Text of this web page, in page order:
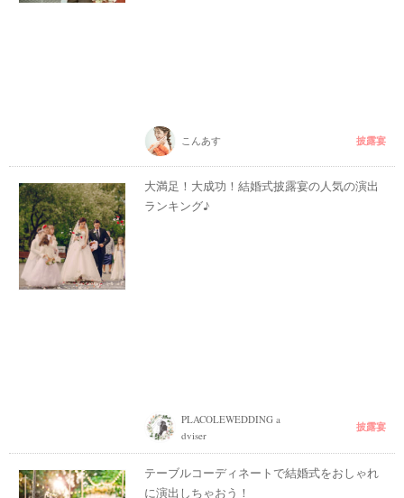
こんあす 披露宴
大満足！大成功！結婚式披露宴の人気の演出
ランキング♪
PLACOLEWEDDING a
dviser
披露宴
テーブルコーディネートで結婚式をおしゃれ
に演出しちゃおう！